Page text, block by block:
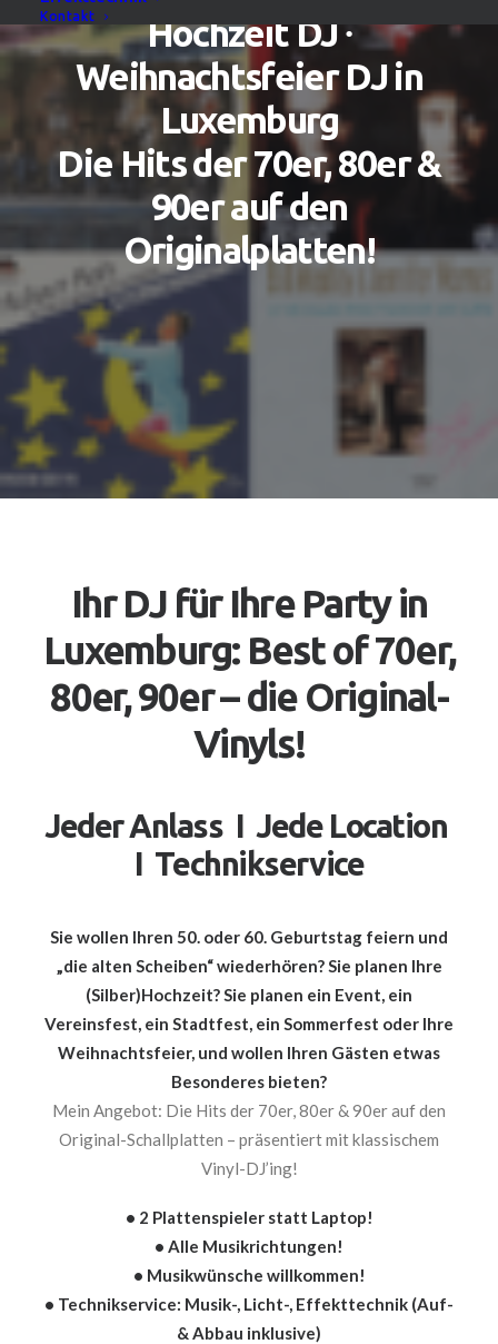
Kontakt
Hochzeit DJ ∙
Weihnachtsfeier DJ in
Luxemburg
Die Hits der 70er, 80er &
90er auf den
Originalplatten!
Ihr DJ für Ihre Party in
Luxemburg: Best of 70er,
80er, 90er – die Original-
Vinyls!
Jeder Anlass I Jede Location
I Technikservice
Sie wollen Ihren 50. oder 60. Geburtstag feiern und
„die alten Scheiben“ wiederhören? Sie planen Ihre
(Silber)Hochzeit? Sie planen ein Event, ein
Vereinsfest, ein Stadtfest, ein Sommerfest oder Ihre
Weihnachtsfeier, und wollen Ihren Gästen etwas
Besonderes bieten?
Mein Angebot: Die Hits der 70er, 80er & 90er auf den
Original-Schallplatten – präsentiert mit klassischem
Vinyl-DJ’ing!
• 2 Plattenspieler statt Laptop!
• Alle Musikrichtungen!
• Musikwünsche willkommen!
• Technikservice: Musik-, Licht-, Effekttechnik (Auf-
& Abbau inklusive)